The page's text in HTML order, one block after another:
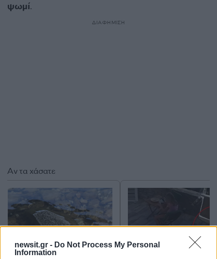
newsit.gr - Do Not Process My Personal
Information
ψωμί.
ΔΙΑΦΗΜΙΣΗ
Αν τα χάσατε